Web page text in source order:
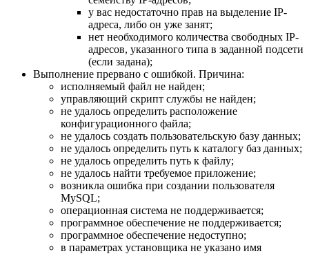
у вас недостаточно прав на выделение IP-
адреса, либо он уже занят;
нет необходимого количества свободных IP-
адресов, указанного типа в заданной подсети
(если задана);
Выполнение прервано с ошибкой. Причина:
исполняемый файл не найден;
управляющий скрипт службы не найден;
не удалось определить расположение
конфигурационного файла;
не удалось создать пользовательскую базу данных;
не удалось определить путь к каталогу баз данных;
не удалось определить путь к файлу;
не удалось найти требуемое приложение;
возникла ошибка при создании пользователя
MySQL;
операционная система не поддерживается;
программное обеспечение не поддерживается;
программное обеспечение недоступно;
в параметрах установщика не указано имя